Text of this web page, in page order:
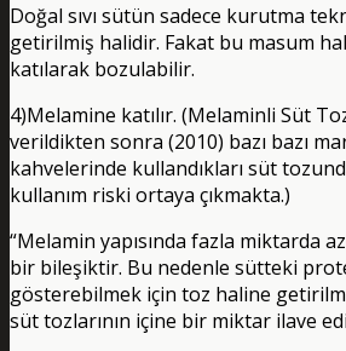
Doğal sıvı sütün sadece kurutma
getirilmiş halidir. Fakat bu masum
katılarak bozulabilir.
4)Melamine katılır. (Melaminli Süt
verildikten sonra (2010) bazı bazı
kahvelerinde kullandıkları süt
kullanım riski ortaya çıkmakta.)
“Melamin yapısında fazla miktarda
bir bileşiktir. Bu nedenle sütteki
gösterebilmek için toz haline
süt tozlarının içine bir miktar ilave